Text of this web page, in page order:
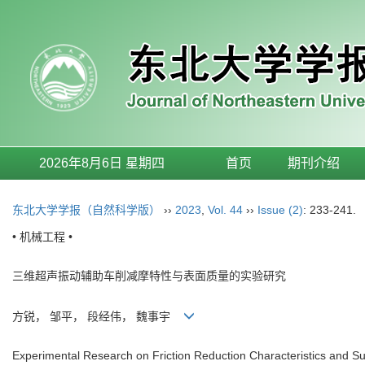
2026年8月6日 星期四 首页 期刊介绍
东北大学学报（自然科学版） ›› 2023 Vol. 44 ›› Issue (2): 233-241.
• 机械工程 •
三维超声振动辅助车削减摩特性与表面质量的实验研究
方锐， 邹平， 段经伟， 魏事宇
Experimental Research on Friction Reduction Characteristics and